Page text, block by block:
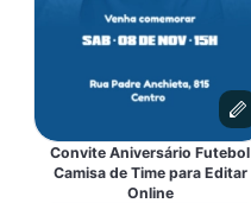
Convite Aniversário Futebol
Camisa de Time para Editar
Online